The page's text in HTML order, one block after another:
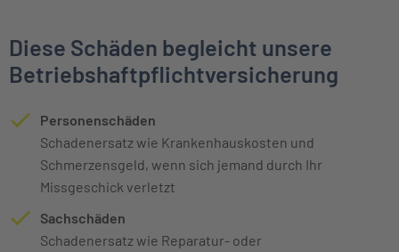
Diese Schäden begleicht unsere
Betriebshaftpflichtversicherung
Personenschäden
Schadenersatz wie Krankenhauskosten und
Schmerzensgeld, wenn sich jemand durch Ihr
Missgeschick verletzt
Sachschäden
Schadenersatz wie Reparatur- oder